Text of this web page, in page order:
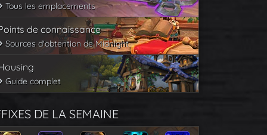
Tous les emplacements
de connaissance
Sources d'obtention de Midnight
Guide complet
DE LA SEMAINE